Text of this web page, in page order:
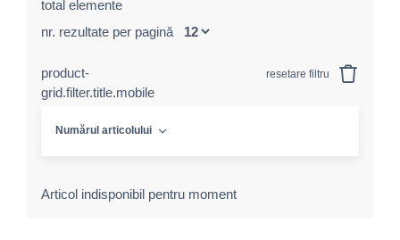
total elemente
nr. rezultate per pagină
product-
grid.filter.title.mobile
resetare filtru
Numărul articolului
Articol indisponibil pentru moment